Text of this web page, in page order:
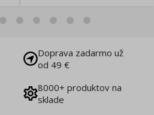
Doprava zadarmo už
od 49 €
8000+ produktov na
sklade